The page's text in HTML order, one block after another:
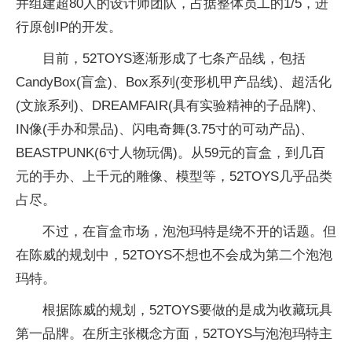
并组建超80人的设计师团队，占据整体员工的1/5，进
行原创IP的开发。
目前，52TOYS逐渐形成了七条产品线，包括
CandyBox(盲盒)、Box系列(变形机甲产品线)、超活化
(文旅系列)、DREAMFAIR(具有实验精神的子品牌)、
IN像(手办和景品)、闪电奇舞(3.75寸的可动产品)、
BEASTPUNK(6寸人物玩偶)。从59元的盲盒，到几百
元的手办、上千元的雕像、模型等，52TOYS几乎品类
占尽。
不过，在盲盒市场，泡泡玛特是绕不开的话题。但
在陈威的规划中，52TOYS不想也不会成为第二个泡泡
玛特。
根据陈威的规划，52TOYS要做的是成为收藏玩具
第一品牌。在所主张概念方面，52TOYS与泡泡玛特主